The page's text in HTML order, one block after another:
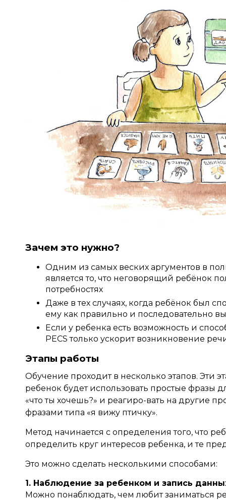
Зачем это нужно?
Одним из самых веских аргументов в
является то, что неговорящий ребёнок
потребностях
Даже в тех случаях, когда ребёнок был
ему как правильно и последовательно
Если у ребенка есть возможность и
PECS только ускорит возникновение
Этапы работы
Обучение проходит в несколько этапов. Эти
ребенок будет использовать простые фразы
«что ты хочешь?» и реагиро-вать на другие
фразами типа «я вижу птичку».
Метод начинается с определения того, что
определить круг интересов ребенка, и те
Это можно сделать несколькими способами:
1. Наблюдение за ребенком и запись
Можно понаблюдать, чем любит заниматься